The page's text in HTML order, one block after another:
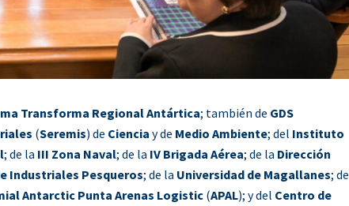
Transforma Regional Antártica; también de GDS
(Seremis) de Ciencia y de Medio Ambiente; del Instituto
; de la III Zona Naval; de la IV Brigada Aérea; de la Dirección
Industriales Pesqueros; de la Universidad de Magallanes; de
Antarctic Punta Arenas Logistic (APAL); y del Centro de